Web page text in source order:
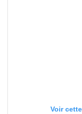
Voir